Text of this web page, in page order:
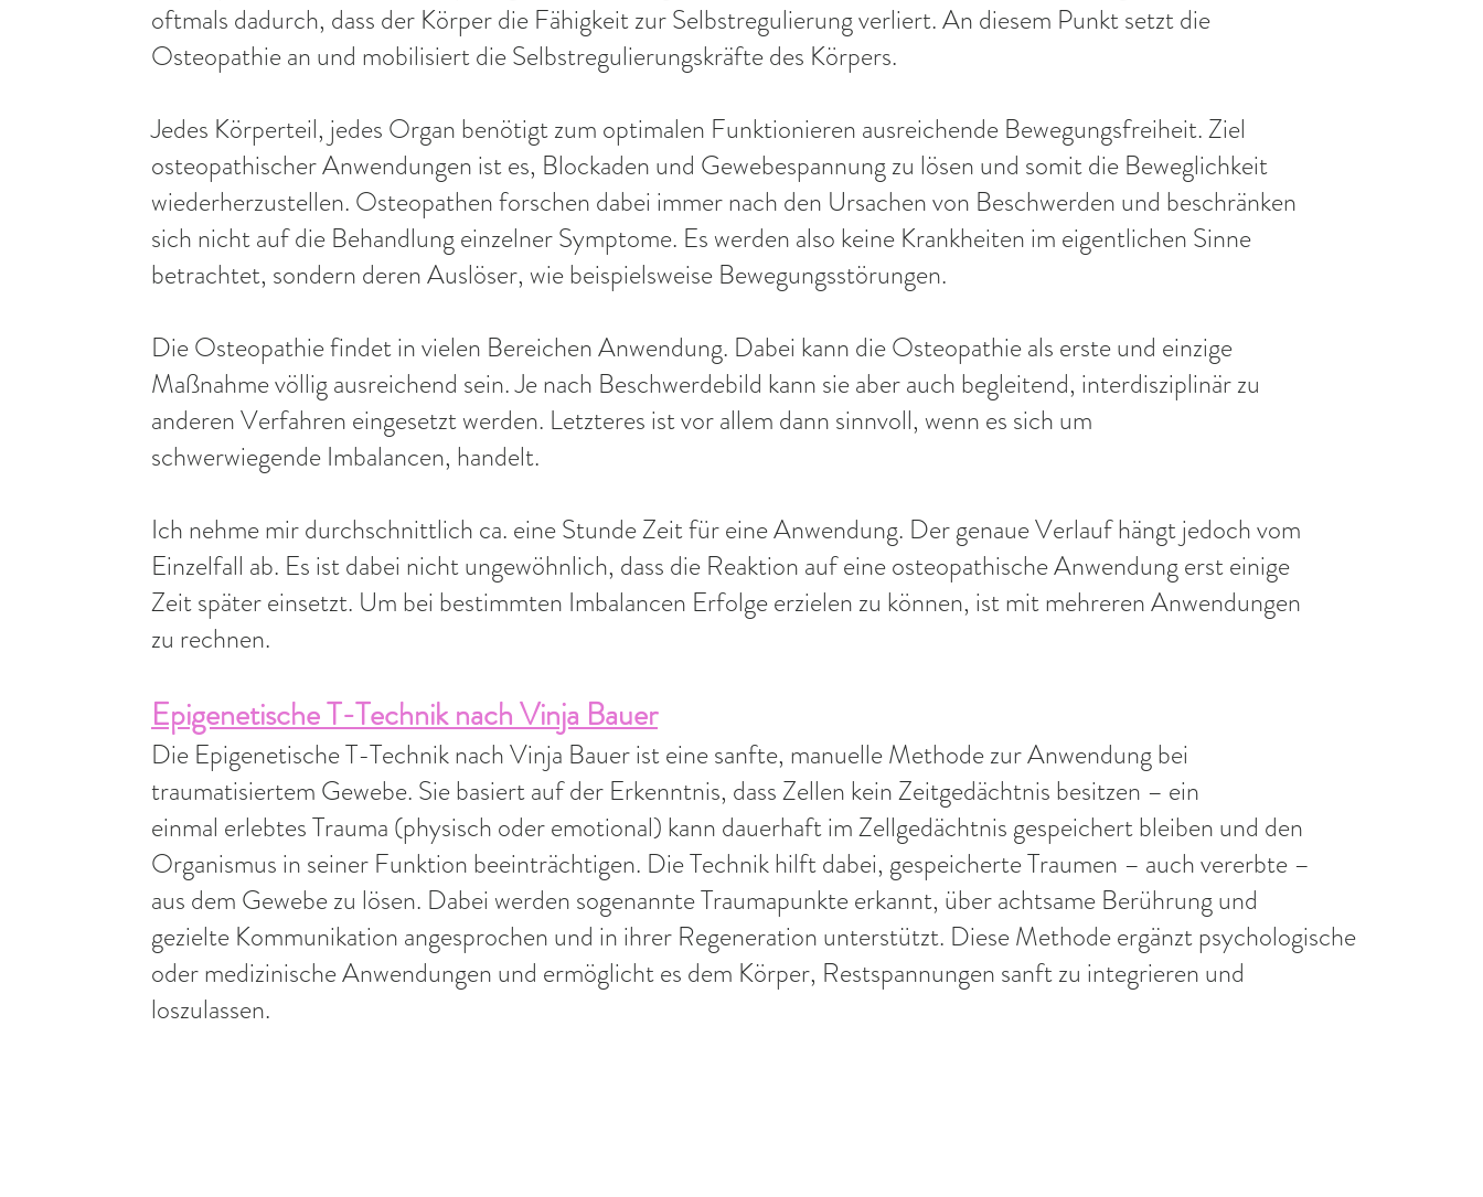
oftmals dadurch, dass der Körper die Fähigkeit zur Selbstregulierung verliert. An diesem Punkt setzt die
Osteopathie an und mobilisiert die Selbstregulierungskräfte des Körpers.
Jedes Körperteil, jedes Organ benötigt zum optimalen Funktionieren ausreichende Bewegungsfreiheit. Ziel
osteopathischer Anwendungen ist es, Blockaden und Gewebespannung zu lösen und somit die Beweglichkeit
wiederherzustellen. Osteopathen forschen dabei immer nach den Ursachen von Beschwerden und beschränken
sich nicht auf die Behandlung einzelner Symptome. Es werden also keine Krankheiten im eigentlichen Sinne
betrachtet, sondern deren Auslöser, wie beispielsweise Bewegungsstörungen.
Die Osteopathie findet in vielen Bereichen Anwendung. Dabei kann die Osteopathie als erste und einzige
Maßnahme völlig ausreichend sein. Je nach Beschwerdebild kann sie aber auch begleitend, interdisziplinär zu
anderen Verfahren eingesetzt werden. Letzteres ist vor allem dann sinnvoll, wenn es sich um
schwerwiegende Imbalancen, handelt.
Ich nehme mir durchschnittlich ca. eine Stunde Zeit für eine Anwendung. Der genaue Verlauf hängt jedoch vom
Einzelfall ab. Es ist dabei nicht ungewöhnlich, dass die Reaktion auf eine osteopathische Anwendung erst einige
Zeit später einsetzt. Um bei bestimmten Imbalancen Erfolge erzielen zu können, ist mit mehreren Anwendungen
zu rechnen.
Epigenetische T-Technik nach Vinja Bauer
Die Epigenetische T-Technik nach Vinja Bauer ist eine sanfte, manuelle Methode zur Anwendung bei
traumatisiertem Gewebe. Sie basiert auf der Erkenntnis, dass Zellen kein Zeitgedächtnis besitzen – ein
einmal erlebtes Trauma (physisch oder emotional) kann dauerhaft im Zellgedächtnis gespeichert bleiben und den
Organismus in seiner Funktion beeinträchtigen. Die Technik hilft dabei, gespeicherte Traumen – auch vererbte –
aus dem Gewebe zu lösen. Dabei werden sogenannte Traumapunkte erkannt, über achtsame Berührung und
gezielte Kommunikation angesprochen und in ihrer Regeneration unterstützt. Diese Methode ergänzt psychologische
oder medizinische Anwendungen und ermöglicht es dem Körper, Restspannungen sanft zu integrieren und
loszulassen.